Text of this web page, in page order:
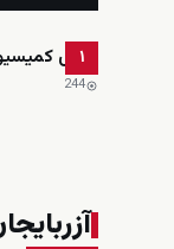
۱
رئیس
244